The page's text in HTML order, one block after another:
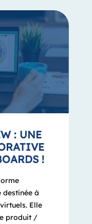
: UNE
!
à
Elle
produit /